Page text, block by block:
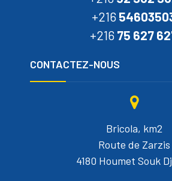
+216
+216 75 627
CONTACTEZ-NOUS
Bricola, km2
Route de Zarzis
4180 Houmet Souk